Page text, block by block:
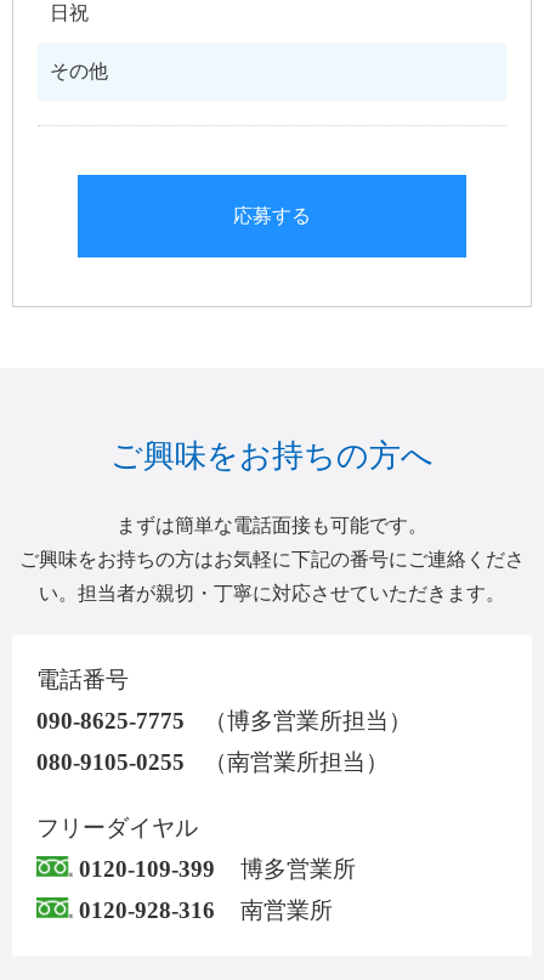
日祝
その他
応募する
ご興味をお持ちの方へ
まずは簡単な電話面接も可能です。
ご興味をお持ちの方はお気軽に下記の番号にご連絡くださ
い。担当者が親切・丁寧に対応させていただきます。
電話番号
090-8625-7775
（博多営業所担当）
080-9105-0255
（南営業所担当）
フリーダイヤル
0120-109-399
博多営業所
0120-928-316
南営業所